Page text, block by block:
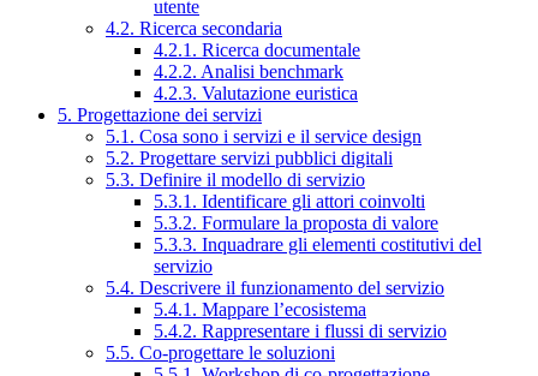
utente
4.2. Ricerca secondaria
4.2.1. Ricerca documentale
4.2.2. Analisi benchmark
4.2.3. Valutazione euristica
5. Progettazione dei servizi
5.1. Cosa sono i servizi e il service design
5.2. Progettare servizi pubblici digitali
5.3. Definire il modello di servizio
5.3.1. Identificare gli attori coinvolti
5.3.2. Formulare la proposta di valore
5.3.3. Inquadrare gli elementi costitutivi del
servizio
5.4. Descrivere il funzionamento del servizio
5.4.1. Mappare l’ecosistema
5.4.2. Rappresentare i flussi di servizio
5.5. Co-progettare le soluzioni